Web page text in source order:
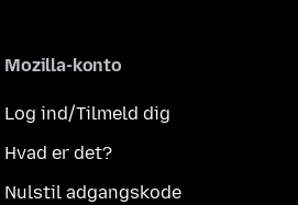
Mozilla-konto
Log ind/Tilmeld dig
Hvad er det?
Nulstil adgangskode